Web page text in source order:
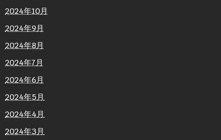
2024年10月
2024年9月
2024年8月
2024年7月
2024年6月
2024年5月
2024年4月
2024年3月